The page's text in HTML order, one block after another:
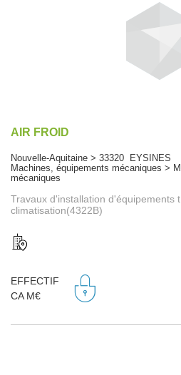
AIR FROID
Nouvelle-Aquitaine > 33320 EYSINES
Machines, équipements mécaniques >
mécaniques
Travaux d'installation d'équipements
climatisation(4322B)
EFFECTIF
CA M€